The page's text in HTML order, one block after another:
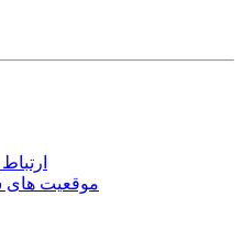
موقعیت های